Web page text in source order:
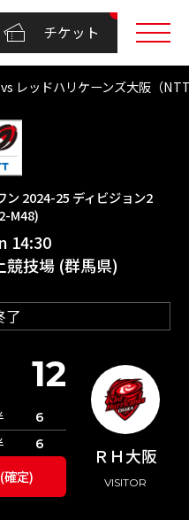
チケット
レッドハリケーンズ大阪（
ン 2024-25 ディビジョン2
M48)
14:30
競技場 (群馬県)
了
ＲＨ大阪
VISITOR
12
6
6
確定)